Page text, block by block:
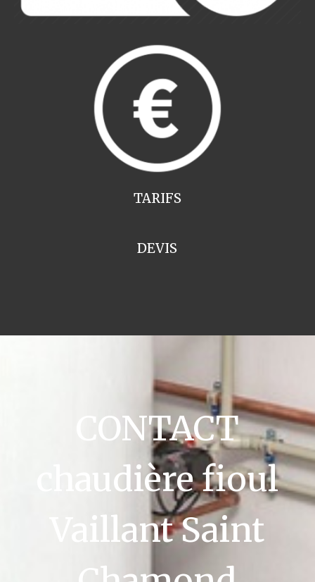
TARIFS
DEVIS
CONTACT
chaudière fioul
Vaillant Saint